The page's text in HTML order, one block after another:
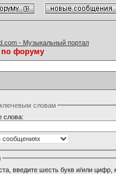
- Музыкальный портал
по форуму
словам
слова:
введите шесть букв и/или цифр,